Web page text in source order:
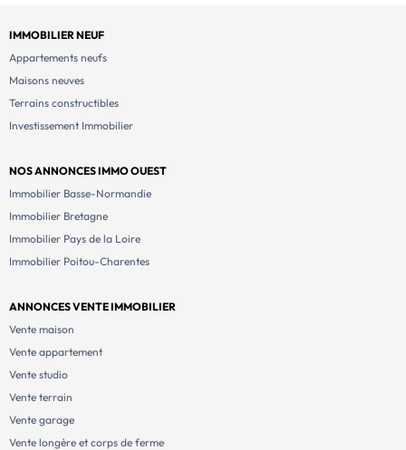
IMMOBILIER NEUF
Appartements neufs
Maisons neuves
Terrains constructibles
Investissement Immobilier
NOS ANNONCES IMMO OUEST
Immobilier Basse-Normandie
Immobilier Bretagne
Immobilier Pays de la Loire
Immobilier Poitou-Charentes
ANNONCES VENTE IMMOBILIER
Vente maison
Vente appartement
Vente studio
Vente terrain
Vente garage
Vente longère et corps de ferme